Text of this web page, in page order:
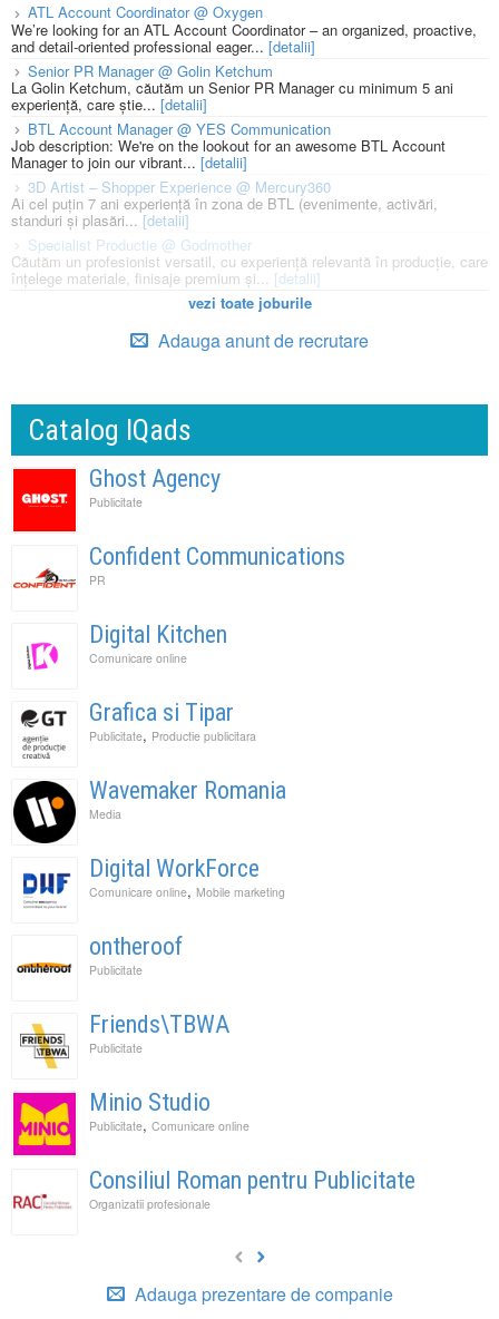
ATL Account Coordinator @ Oxygen
We’re looking for an ATL Account Coordinator – an organized, proactive,
and detail-oriented professional eager... [detalii]
Senior PR Manager @ Golin Ketchum
La Golin Ketchum, căutăm un Senior PR Manager cu minimum 5 ani
experiență, care știe... [detalii]
BTL Account Manager @ YES Communication
Job description: We're on the lookout for an awesome BTL Account
Manager to join our vibrant... [detalii]
3D Artist – Shopper Experience @ Mercury360
Ai cel puțin 7 ani experiență în zona de BTL (evenimente, activări,
standuri și plasări...[detalii]
Specialist Productie @ Godmother
Căutăm un profesionist versatil, cu experiență relevantă în producție, care
înțelege materiale, finisaje premium și... [detalii]
vezi toate joburile
Adauga anunt de recrutare
Catalog IQads
Ghost Agency
Publicitate
Confident Communications
PR
Digital Kitchen
Comunicare online
Grafica si Tipar
Publicitate, Productie publicitara
Wavemaker Romania
Media
Digital WorkForce
Comunicare online, Mobile marketing
ontheroof
Publicitate
Friends\TBWA
Publicitate
Minio Studio
Publicitate, Comunicare online
Consiliul Roman pentru Publicitate
Organizatii profesionale
Adauga prezentare de companie